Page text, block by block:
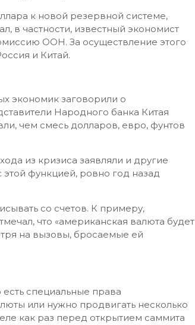
к новой резервной системе,
в частности, известный экономист
ООН. За осуществление этого
и Китай.
экономик заговорили о
Народного банка Китая
чем смесь долларов, евро, фунтов
из кризиса заявляли и другие
функцией, ровно год назад
со счетов. К примеру,
что «американская валюта будет
на вызовы, бросаемые ей
специальные права
или нужно продвигать несколько
как раз перед открытием саммита